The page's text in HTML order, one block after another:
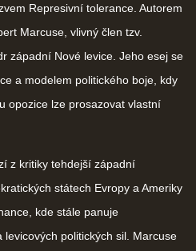
Represivní tolerance. Autorem
Marcuse, vlivný člen tzv.
západní Nové levice. Jeho esej se
a modelem politického boje, kdy
opozice lze prosazovat vlastní
z kritiky tehdejší západní
státech Evropy a Ameriky
kde stále panuje
politických sil. Marcuse